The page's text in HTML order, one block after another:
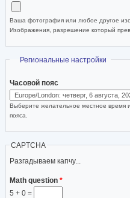
Ваша фотография или любое другое
Изображения, разрешение который
Скрыть
Региональные настройки
Часовой пояс
Выберите желательное местное время
пояса.
CAPTCHA
Разгадываем капчу...
Math question *
5 + 0 =